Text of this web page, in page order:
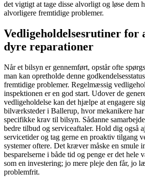
det vigtigt at tage disse alvorligt og løse dem
alvorligere fremtidige problemer.
Vedligeholdelsesrutiner for
dyre reparationer
Når et bilsyn er gennemført, opstår ofte
man kan opretholde denne
fremtidige problemer. Regelmæssig
inspektionen er en god start. Udover de
vedligeholdelse kan det hjælpe at engagere
bilværksteder i Ballerup, hvor mekanikere har
specifikke krav til bilsyn. Sådanne
bedre tilbud og serviceaftaler. Hold dig også
servicetider og tag gerne en proaktiv tilgang
systemer oftere. Det kræver måske en smule
besparelserne i både tid og penge er det
som en investering; jo mere pleje den får, jo
problemfrit.